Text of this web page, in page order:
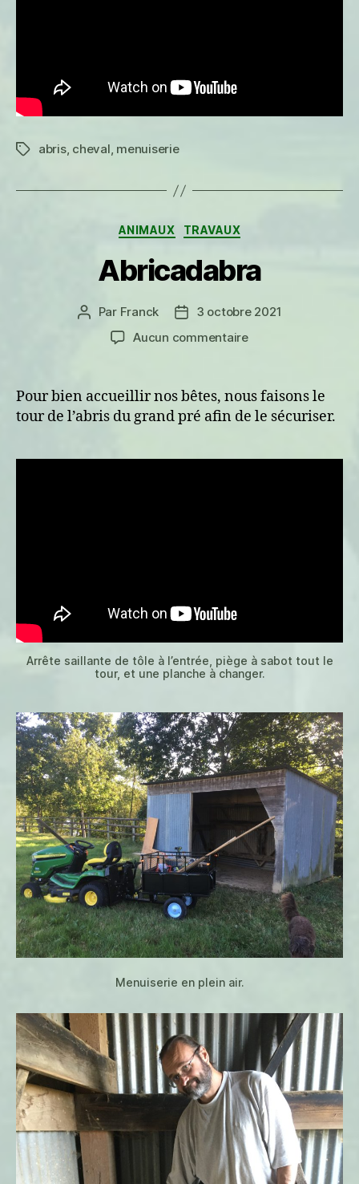
Étiquettes
abris, cheval, menuiserie
Catégories
ANIMAUX TRAVAUX
Abricadabra
Auteur
l’article
Par Franck
Date3 octobre 2021
Aucun commentairesur
Pour bien accueillir nos bêtes, nous faisons le
tour de l’abris du grand pré afin de le sécuriser.
Arrête saillante de tôle à l’entrée, piège à sabot tout le
tour, et une planche à changer.
Menuiserie en plein air.